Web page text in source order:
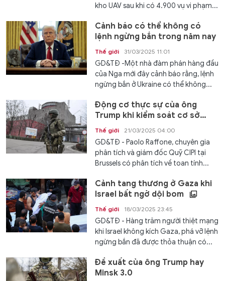
kho UAV sau khi có 4.900 vụ vi phạm...
Cảnh báo có thể không có
lệnh ngừng bắn trong năm nay
Thế giới 31/03/2025 11:01
GD&TĐ -Một nhà đàm phán hàng đầu
của Nga mới đây cảnh báo rằng, lệnh
ngừng bắn ở Ukraine có thể không...
Động cơ thực sự của ông
Trump khi kiểm soát cơ sở
năng lượng đồng minh
Thế giới 21/03/2025 04:00
GD&TĐ - Paolo Raffone, chuyên gia
phân tích và giám đốc Quỹ CIPI tại
Brussels có phân tích về toan tính...
Cảnh tang thương ở Gaza khi
Israel bất ngờ dội bom
Thế giới 18/03/2025 23:45
GD&TĐ - Hàng trăm người thiệt mạng
khi Israel không kích Gaza, phá vỡ lệnh
ngừng bắn đã được thỏa thuận có...
Đề xuất của ông Trump hay
Minsk 3.0